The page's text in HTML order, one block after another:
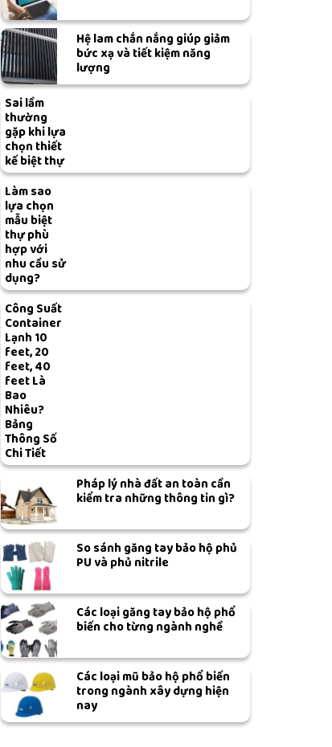
Hệ lam chắn nắng giúp giảm
bức xạ và tiết kiệm năng
lượng
Sai lầm
thường
gặp khi lựa
chọn thiết
kế biệt thự
Làm sao
lựa chọn
mẫu biệt
thự phù
hợp với
nhu cầu sử
dụng?
Công Suất
Container
Lạnh 10
feet, 20
feet, 40
feet Là
Bao
Nhiêu?
Bảng
Thông Số
Chi Tiết
Pháp lý nhà đất an toàn cần
kiểm tra những thông tin gì?
So sánh găng tay bảo hộ phủ
PU và phủ nitrile
Các loại găng tay bảo hộ phổ
biến cho từng ngành nghề
Các loại mũ bảo hộ phổ biến
trong ngành xây dựng hiện
nay